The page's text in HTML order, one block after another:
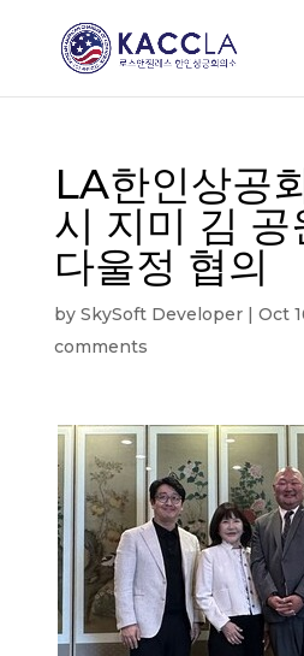
LA한인상공
시 지미 김
다울정 협의
by SkySoft Developer| Oct
comments